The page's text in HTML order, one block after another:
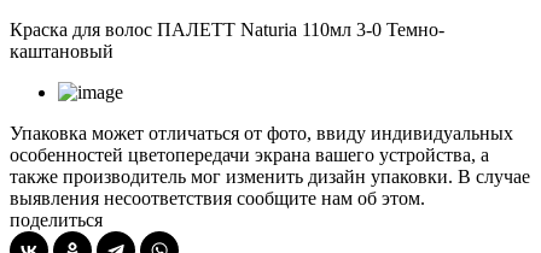
Краска для волос ПАЛЕТТ Naturia 110мл 3-0 Темно-
каштановый
Упаковка может отличаться от фото, ввиду индивидуальных
особенностей цветопередачи экрана вашего устройства, а
также производитель мог изменить дизайн упаковки. В случае
выявления несоответствия сообщите нам об этом.
поделиться